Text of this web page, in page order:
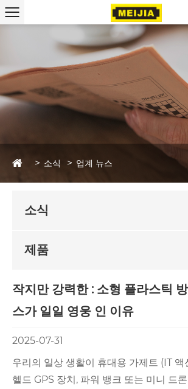
소식 업계 뉴스
소식
제품
작지만 강력한 : 소형 플라스틱
스가 일일 영웅 인 이유
2025-07-31
우리의 일상 생활이 휴대용 가제트 (IT 액
헬드 GPS 장치, 파워 뱅크 또는 미니 드